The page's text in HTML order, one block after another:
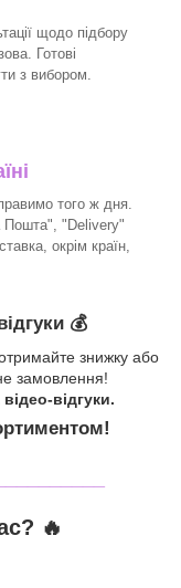
щодо підбору
Готові
з вибором.
того ж дня.
Пошта", "Delivery"
окрім країн,
💰
знижку або
замовлення!
відгуки.
🔥